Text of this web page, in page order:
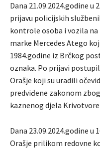
Dana 21.09.2024.godine u
prijavu policijskih
kontrole osoba i vozila
marke Mercedes Atego
1984.godine iz Brčkog
oznaka. Po prijavi
Orašje koji su uradili
predviđene zakonom
kaznenog djela
Dana 23.09.2024.godine
Orašje prilikom redovne